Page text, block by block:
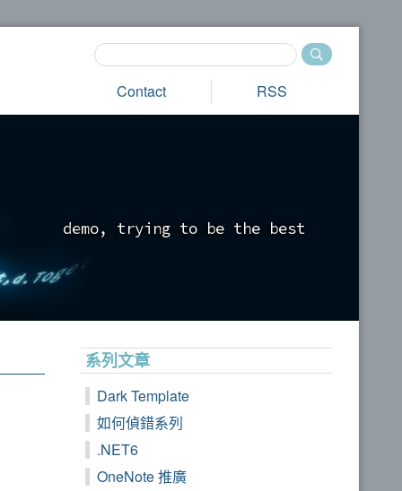
Contact RSS
demo, tryi ng to be the best
系列文章
Dark Template
如何偵錯系列
.NET6
OneNote 推廣